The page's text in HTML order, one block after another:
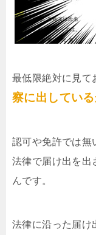
最低限絶対に見て
察に出してい
認可や免許では無
法律で届け出を出
んです。
法律に沿った届け